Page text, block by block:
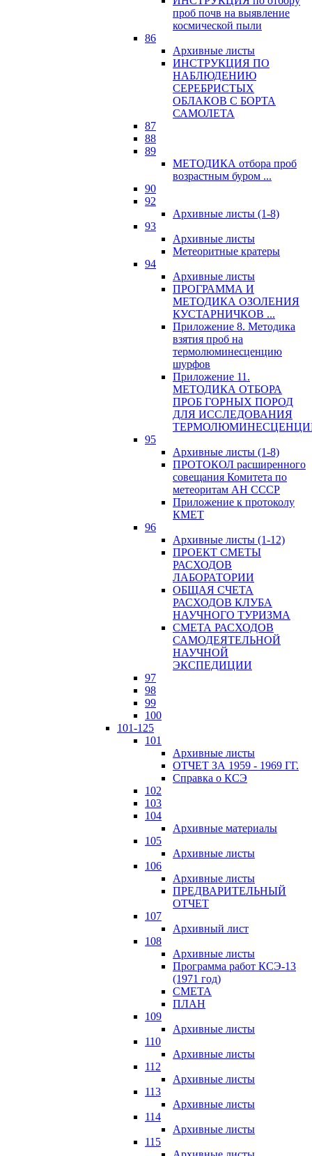
проб почв на выявление
космической пыли
86
Архивные листы
ИНСТРУКЦИЯ ПО
НАБЛЮДЕНИЮ
СЕРЕБРИСТЫХ
ОБЛАКОВ С БОРТА
САМОЛЕТА
87
88
89
МЕТОДИКА отбора проб
возрастным буром ...
90
92
Архивные листы (1-8)
93
Архивные листы
Метеоритные кратеры
94
Архивные листы
ПРОГРАММА И
МЕТОДИКА ОЗОЛЕНИЯ
КУСТАРНИЧКОВ ...
Приложение 8. Методика
взятия проб на
термолюминесценцию
шурфов
Приложение 11.
МЕТОДИКА ОТБОРА
ПРОБ ГОРНЫХ ПОРОД
ДЛЯ ИССЛЕДОВАНИЯ
95
Архивные листы (1-8)
ПРОТОКОЛ расширенного
совещания Комитета по
метеоритам АН СССР
Приложение к протоколу
КМЕТ
96
Архивные листы (1-12)
ПРОЕКТ СМЕТЫ
РАСХОДОВ
ЛАБОРАТОРИИ
ОБЩАЯ СЧЕТА
РАСХОДОВ КЛУБА
НАУЧНОГО ТУРИЗМА
СМЕТА РАСХОДОВ
САМОДЕЯТЕЛЬНОЙ
НАУЧНОЙ
ЭКСПЕДИЦИИ
97
98
99
100
101-125
101
Архивные листы
ОТЧЕТ ЗА 1959 - 1969 ГГ.
Справка о КСЭ
102
103
104
Архивные материалы
105
Архивные листы
106
Архивные листы
ПРЕДВАРИТЕЛЬНЫЙ
ОТЧЕТ
107
Архивный лист
108
Архивные листы
Программа работ КСЭ-13
(1971 год)
СМЕTA
ПЛАН
109
Архивные листы
110
Архивные листы
112
Архивные листы
113
Архивные листы
114
Архивные листы
115